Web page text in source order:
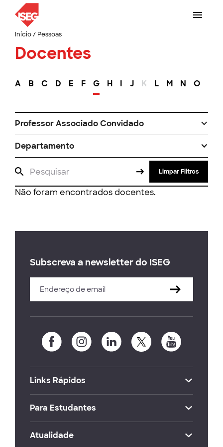
Início/ Pessoas
Docentes
A B C D E F G H I J K L M N O
Professor Associado Convidado
Departamento
Limpar Filtros
Não foram encontrados docentes.
Subscreva a newsletter do ISEG
Links Rápidos
Para Estudantes
Atualidade